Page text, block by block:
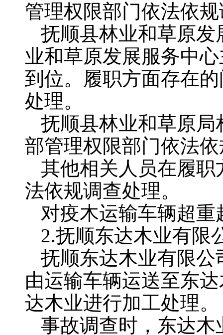
管理权限部门依法依
抚顺县林业和草原
业和草原发展服务中
到位。履职方面存在
处理。
抚顺县林业和草原
部管理权限部门依法
其他相关人员在履
法依规调查处理。
对疫木运输车辆超
2.抚顺东达木业有限
抚顺东达木业有限
由运输车辆运送至东
达木业进行加工处理。
事故调查时，东达